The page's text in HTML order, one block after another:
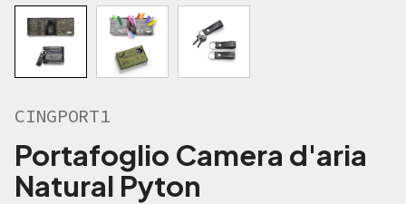
CINGPORT1
Portafoglio Camera d'aria
Natural Pyton